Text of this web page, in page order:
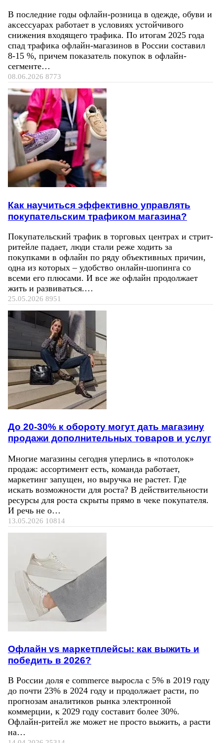
В последние годы офлайн-розница в одежде, обуви и
аксессуарах работает в условиях устойчивого
снижения входящего трафика. По итогам 2025 года
спад трафика офлайн-магазинов в России составил
8-15 %, причем показатель покупок в офлайн-
сегменте…
08.06.2026 8773
Как научиться эффективно управлять
покупательским трафиком магазина?
Покупательский трафик в торговых центрах и стрит-
ритейле падает, люди стали реже ходить за
покупками в офлайн по ряду объективных причин,
одна из которых – удобство онлайн-шопинга со
всеми его плюсами. И все же офлайн продолжает
жить и развиваться.…
25.05.2026 8951
До 20-30% к обороту могут дать магазину
продажи дополнительных товаров и услуг
Многие магазины сегодня уперлись в «потолок»
продаж: ассортимент есть, команда работает,
маркетинг запущен, но выручка не растет. Где
искать возможности для роста? В действительности
ресурсы для роста скрыты прямо в чеке покупателя.
И речь не о…
13.05.2026 10814
Офлайн vs маркетплейсы: как выжить и
победить в 2026?
В России доля e commerce выросла с 5% в 2019 году
до почти 23% в 2024 году и продолжает расти, по
прогнозам аналитиков рынка электронной
коммерции, к 2029 году составит более 30%.
Офлайн-ритейл же может не просто выжить, а расти
на…